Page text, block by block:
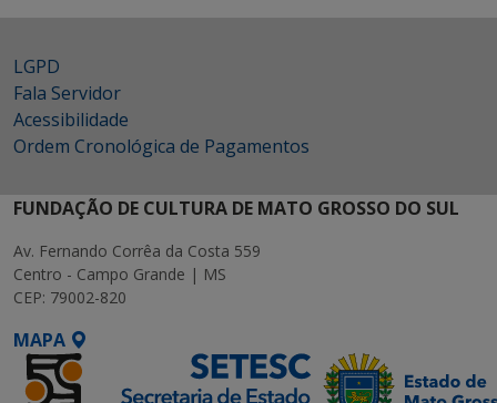
LGPD
Fala Servidor
Acessibilidade
Ordem Cronológica de Pagamentos
FUNDAÇÃO DE CULTURA DE MATO GROSSO DO SUL
Av. Fernando Corrêa da Costa 559
Centro - Campo Grande | MS
CEP: 79002-820
MAPA